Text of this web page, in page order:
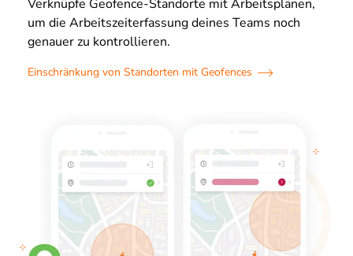
Verknüpfe Geofence-Standorte mit Arbeitsplänen,
um die Arbeitszeiterfassung deines Teams noch
genauer zu kontrollieren.
Einschränkung von Standorten mit Geofences